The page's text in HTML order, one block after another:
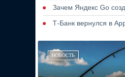
Зачем Яндекс Go
Т-Банк вернулся в
НОВОСТЬ